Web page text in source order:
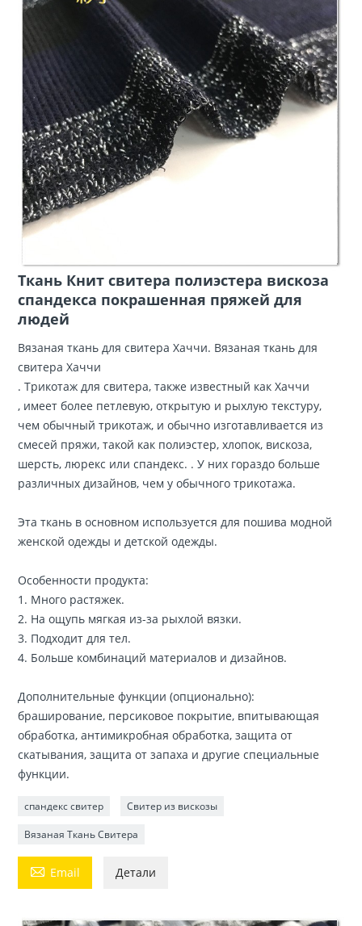
Ткань Книт свитера полиэстера вискоза
спандекса покрашенная пряжей для
людей
Вязаная ткань для свитера Хаччи. Вязаная ткань для
свитера Хаччи
. Трикотаж для свитера, также известный как Хаччи
, имеет более петлевую, открытую и рыхлую текстуру,
чем обычный трикотаж, и обычно изготавливается из
смесей пряжи, такой как полиэстер, хлопок, вискоза,
шерсть, люрекс или спандекс. . У них гораздо больше
различных дизайнов, чем у обычного трикотажа.
Эта ткань в основном используется для пошива модной
женской одежды и детской одежды.
Особенности продукта:
1. Много растяжек.
2. На ощупь мягкая из-за рыхлой вязки.
3. Подходит для тел.
4. Больше комбинаций материалов и дизайнов.
Дополнительные функции (опционально):
браширование, персиковое покрытие, впитывающая
обработка, антимикробная обработка, защита от
скатывания, защита от запаха и другие специальные
функции.
спандекс свитер Свитер из вискозы
Вязаная Ткань Свитера
 Email Детали